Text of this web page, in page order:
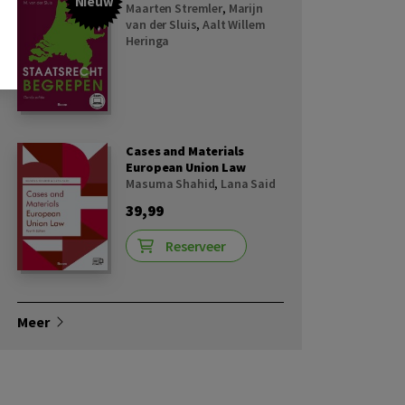
Maarten Stremler, Marijn
van der Sluis,Aalt Willem
Heringa
Cases and Materials
European Union Law
Masuma Shahid, Lana Said
39,99
Reserveer
Meer